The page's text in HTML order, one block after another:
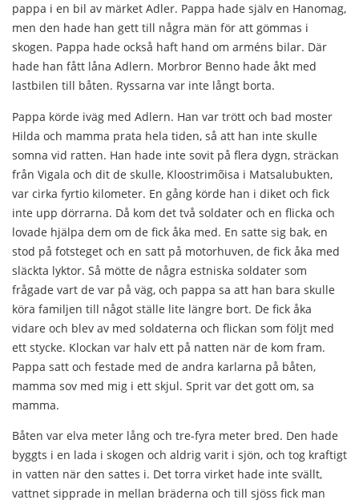
pappa i en bil av märket Adler. Pappa hade själv en Hanomag,
men den hade han gett till några män för att gömmas i
skogen. Pappa hade också haft hand om arméns bilar. Där
hade han fått låna Adlern. Morbror Benno hade åkt med
lastbilen till båten. Ryssarna var inte långt borta.
Pappa körde iväg med Adlern. Han var trött och bad moster
Hilda och mamma prata hela tiden, så att han inte skulle
somna vid ratten. Han hade inte sovit på flera dygn, sträckan
från Vigala och dit de skulle, Kloostrimõisa i Matsalubukten,
var cirka fyrtio kilometer. En gång körde han i diket och fick
inte upp dörrarna. Då kom det två soldater och en flicka och
lovade hjälpa dem om de fick åka med. En satte sig bak, en
stod på fotsteget och en satt på motorhuven, de fick åka med
släckta lyktor. Så mötte de några estniska soldater som
frågade vart de var på väg, och pappa sa att han bara skulle
köra familjen till något ställe lite längre bort. De fick åka
vidare och blev av med soldaterna och flickan som följt med
ett stycke. Klockan var halv ett på natten när de kom fram.
Pappa satt och festade med de andra karlarna på båten,
mamma sov med mig i ett skjul. Sprit var det gott om, sa
mamma.
Båten var elva meter lång och tre-fyra meter bred. Den hade
byggts i en lada i skogen och aldrig varit i sjön, och tog kraftigt
in vatten när den sattes i. Det torra virket hade inte svällt,
vattnet sipprade in mellan bräderna och till sjöss fick man